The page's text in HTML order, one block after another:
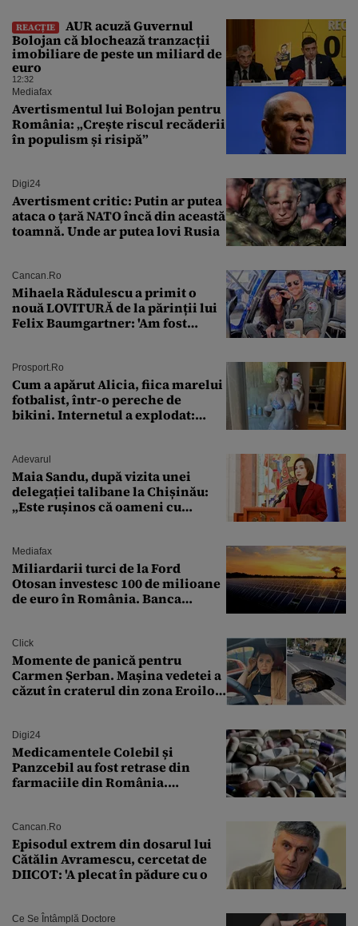
REACȚIE
AUR acuză Guvernul
Bolojan că blochează tranzacții
imobiliare de peste un miliard de
euro
12:32
Mediafax
Avertismentul lui Bolojan pentru
România: „Crește riscul recăderii
în populism și risipă”
Digi24
Avertisment critic: Putin ar putea
ataca o țară NATO încă din această
toamnă. Unde ar putea lovi Rusia
Cancan.ro
Mihaela Rădulescu a primit o
nouă LOVITURĂ de la părinții lui
Felix Baumgartner: 'Am fost
Prosport.ro
Cum a apărut Alicia, fiica marelui
fotbalist, într-o pereche de
bikini. Internetul a explodat:
Adevarul
Maia Sandu, după vizita unei
delegației talibane la Chișinău:
„Este rușinos că oameni cu
Mediafax
Miliardarii turci de la Ford
Otosan investesc 100 de milioane
de euro în România. Banca
Click
Momente de panică pentru
Carmen Șerban. Mașina vedetei a
căzut în craterul din zona Eroilor:
Digi24
Medicamentele Colebil și
Panzcebil au fost retrase din
farmaciile din România.
Cancan.ro
Episodul extrem din dosarul lui
Cătălin Avramescu, cercetat de
DIICOT: 'A plecat în pădure cu o
Ce Se Întâmplă Doctore